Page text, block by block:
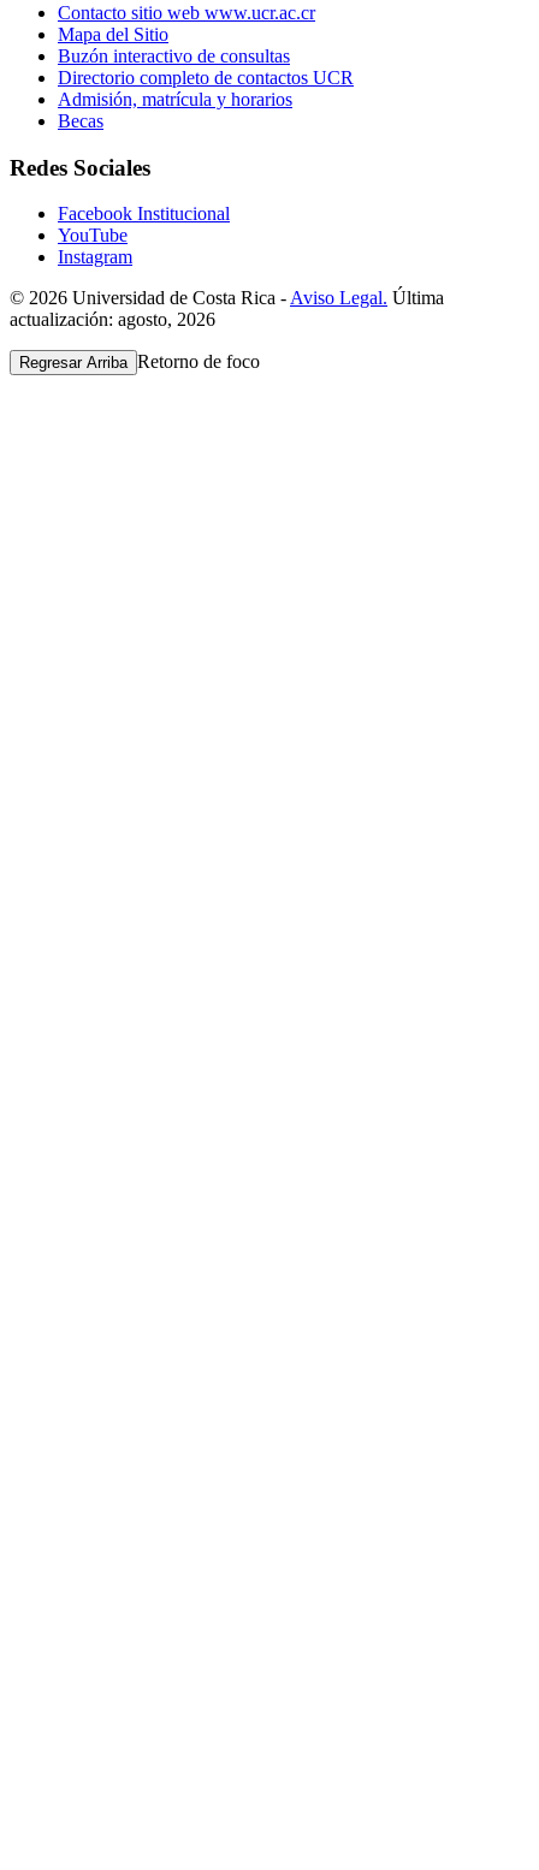
Contacto sitio web www.ucr.ac.cr
Mapa del Sitio
Buzón interactivo de consultas
Directorio completo de contactos UCR
Admisión, matrícula y horarios
Becas
Redes Sociales
Facebook Institucional
YouTube
Instagram
© 2026 Universidad de Costa Rica - Aviso Legal. Última
actualización: agosto, 2026
Regresar Arriba Retorno de foco